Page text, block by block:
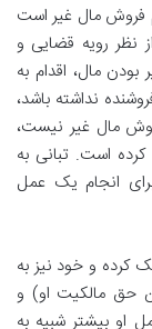
فروش مال غیر است
نظر رویه قضایی و
بودن مال، اقدام به
نداشته باشد،
مال غیر نیست،
کرده است. تبانی به
انجام یک عمل
کرده و خود نیز به
حق مالکیت او) و
او بیشتر شبیه به